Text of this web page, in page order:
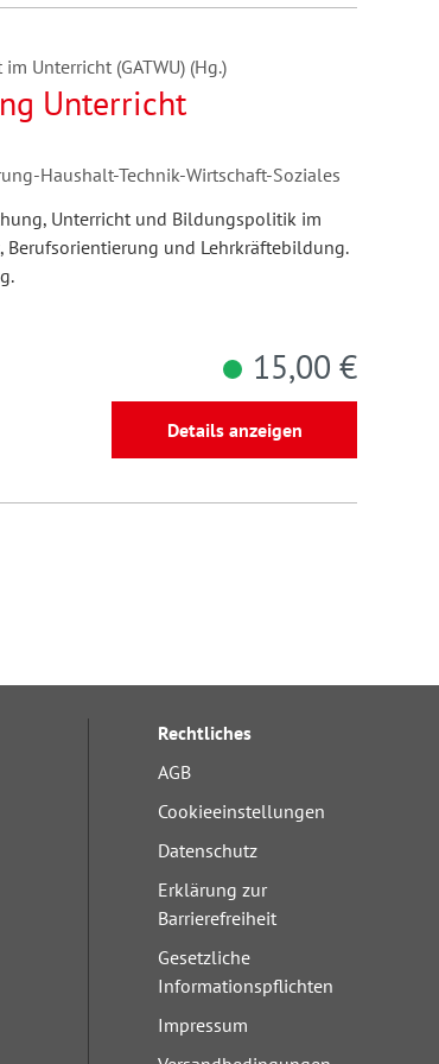
Unterricht (GATWU) (Hg.)
Unterricht
Haushalt-Technik-Wirtschaft-Soziales
Unterricht und Bildungspolitik im
Berufsorientierung und Lehrkräftebildung.
15,00 €
Details anzeigen
Rechtliches
AGB
Cookieeinstellungen
Datenschutz
Erklärung zur
Barrierefreiheit
Gesetzliche
Informationspflichten
Impressum